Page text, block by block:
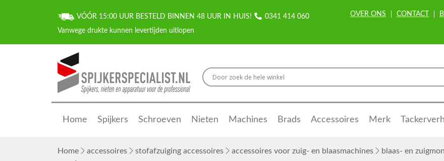
VÓÓR 15:00 UUR BESTELD BINNEN 48 UUR IN HUIS! 0341 414 060 OVER ONS CONTACT
Home Spijkers Schroeven Nieten Machines Brads Accessoires Merk
Home accessoires stofafzuiging accessoires accessoires voor zuig- en blaasmachines blaas- en